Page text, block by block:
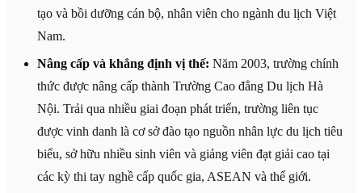
tạo và bồi dưỡng cán bộ, nhân viên cho ngành du lịch Việt
Nam.
Nâng cấp và khẳng định vị thế: Năm 2003, trường chính
thức được nâng cấp thành Trường Cao đẳng Du lịch Hà
Nội. Trải qua nhiều giai đoạn phát triển, trường liên tục
được vinh danh là cơ sở đào tạo nguồn nhân lực du lịch tiêu
biểu, sở hữu nhiều sinh viên và giảng viên đạt giải cao tại
các kỳ thi tay nghề cấp quốc gia, ASEAN và thế giới.